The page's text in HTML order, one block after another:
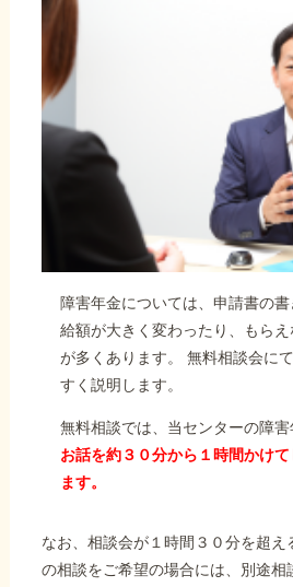
障害年金については、申請書の
給額が大きく変わったり、もら
が多くあります。 無料相談会に
すく説明します。
無料相談では、当センターの障
お話を約３０分から１時間かけ
ます。
なお、相談会が１時間３０分を超
の相談をご希望の場合には、別途